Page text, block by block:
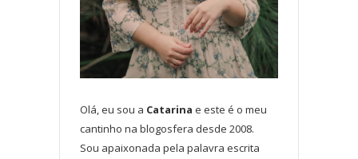
Olá, eu sou a Catarina e este é o meu
cantinho na blogosfera desde 2008.
Sou apaixonada pela palavra escrita